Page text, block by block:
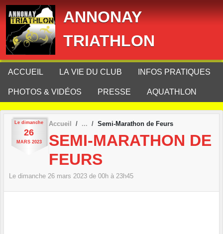
ANNONAY
TRIATHLON
ACCUEIL LA VIE DU CLUB INFOS PRATIQUES
PHOTOS & VIDÉOS PRESSE AQUATHLON
Le dimanche
26
MARS 2023
Accueil Semi-Marathon de Feurs
SEMI-MARATHON DE
FEURS
Le dimanche 26 mars 2023 de 00h à 23h45
Panneau de gestion des cookies